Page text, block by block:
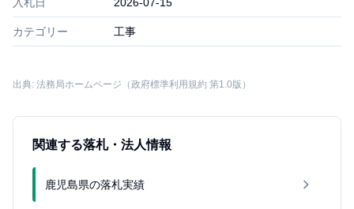
カテゴリー 工事
出典: 法務局ホームページ（政府標準利用規約 第1.0版）
関連する落札・法人情報
鹿児島県の落札実績